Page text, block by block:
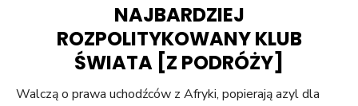
NAJBARDZIEJ
ROZPOLITYKOWANY KLUB
ŚWIATA [Z PODRÓŻY]
Walczą o prawa uchodźców z Afryki, popierają azyl dla